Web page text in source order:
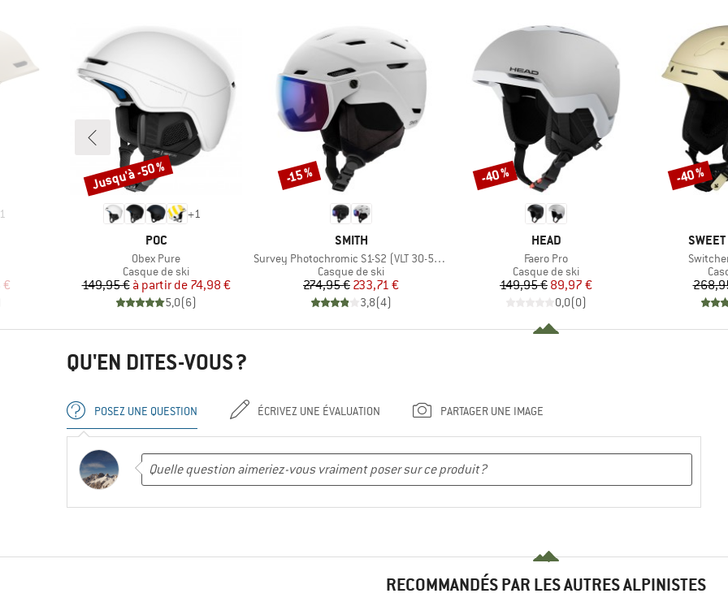
1
€
+1
MARQUE
POC
Article
Obex Pure
Product group
Casque de ski
Prix
149,95 € Prix réduit
à partir de 74,98 €
5,0(6)
Remise
Jusqu'à -50 %
MARQUE
SMITH
Article
Survey Photochromic S1-S2 (VLT 30-50%)
Product group
Casque de ski
Prix
274,95 €Prix réduit
233,71 €
3,8(4)
Remise
-15 %
MARQUE
HEAD
Article
Faero Pro
Product group
Casque de ski
Prix
149,95 €Prix réduit
89,97 €
0,0(0)
Remise
-40 %
SWEET
Article
Remise
-40 %
QU'EN DITES-VOUS ?
POSEZ UNE QUESTION ÉCRIVEZ UNE ÉVALUATION PARTAGER UNE IMAGE
RECOMMANDÉS PAR LES AUTRES ALPINISTES